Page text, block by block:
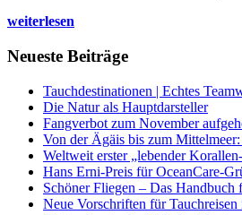
weiterlesen
Neueste Beiträge
Tauchdestinationen | Echtes
Die Natur als Hauptdarsteller
Fangverbot zum November
Von der Ägäis bis zum
Weltweit erster „lebender
Hans Erni-Preis für OceanCare-
Schöner Fliegen – Das Handbuch
Neue Vorschriften für